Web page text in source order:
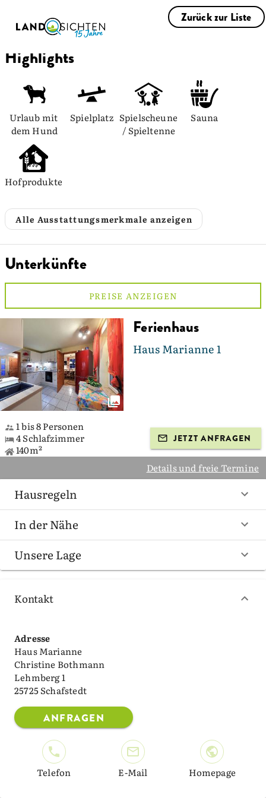
Zurück zur Liste
Highlights
Urlaub mit
dem Hund
Spielplatz Spielscheune
/ Spieltenne
Sauna
Hofprodukte
Alle Ausstattungsmerkmale anzeigen
Unterkünfte
PREISE ANZEIGEN
Ferienhaus
Haus Marianne 1
1 bis 8 Personen
4 Schlafzimmer
140m²
JETZT ANFRAGEN
Details und freie Termine
Hausregeln
In der Nähe
Unsere Lage
Kontakt
Adresse
Haus Marianne
Christine Bothmann
Lehmberg 1
25725 Schafstedt
ANFRAGEN
Telefon E-Mail Homepage